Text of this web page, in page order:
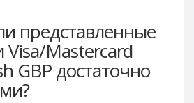
представленные
Mastercard
GBP достаточно
PaySera EUR
PaySera PLN
AliPay CNY